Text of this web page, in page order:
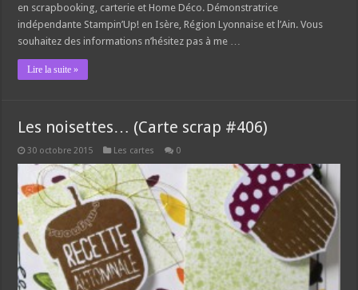
en scrapbooking, carterie et Home Déco. Démonstratrice
indépendante Stampin’Up! en Isère, Région Lyonnaise et l’Ain. Vous
souhaitez des informations n’hésitez pas à me …
Lire la suite »
Les noisettes… (Carte scrap #406)
30 octobre 2015 Les cartes 0